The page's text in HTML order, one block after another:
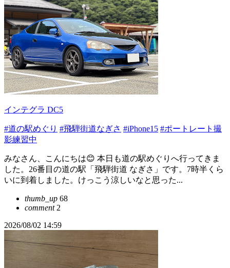
インテグラ DC5
#道の駅めぐり #飛騨街道なぎさ #iPhone15 #ポートレート撮
影練習中
みなさん、こんにちは😊 本日も道の駅めぐりへ行ってきま
した。26番目の道の駅「飛騨街道 なぎさ」です。7時半くら
いに到着しました。けっこう涼しいなと思った...
thumb_up 68
comment2
2026/08/02 14:59